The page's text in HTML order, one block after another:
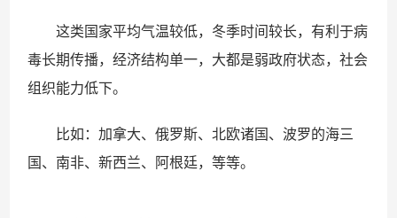
这类国家平均气温较低，冬季时间较长，有利于病
毒长期传播，经济结构单一，大都是弱政府状态，社会
组织能力低下。
比如：加拿大、俄罗斯、北欧诸国、波罗的海三
国、南非、新西兰、阿根廷，等等。